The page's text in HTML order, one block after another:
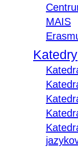
MAIS
Katedry